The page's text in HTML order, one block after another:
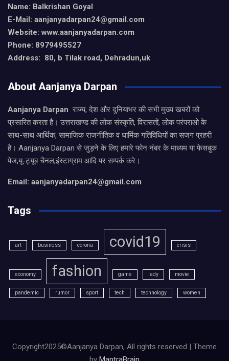
Name: Balkrishan Goyal
E-Mail: aanjanyadarpan24@gmail.com
Website: www.aanjanyadarpan.com
Phone: 8979495527
Address: 80, b Tilak road, Dehradun,uk
About Aanjanya Darpan
Aanjanya Darpan राज्य, देश और दुनियाभर की सभी मुख्य खबरों को
प्रसारित करता है। उत्तराखण्ड की लोक संस्कृति, विरासतों, लोक परंपराओ के
साथ-साथ आर्थिक, सामाजिक राजनीतिक व धार्मिक गतिविधियों का सजग प्रहरी
है। Aanjanya Darpan से जुड़ने के लिए हमारे फोन नंबर के माध्यम या फेसबुक
पेज,यू-ट्यूब चैनल,इंस्टाग्राम आदि पर सम्पर्क करे।
Email: aanjanyadarpan24@gmail.com
Tags
art business corona covid19 crisis
economy fashion game lady movie
pandemic rumor sport tech technology women
Copyright2025©Aanjanya Darpan, All rights reserved | Theme